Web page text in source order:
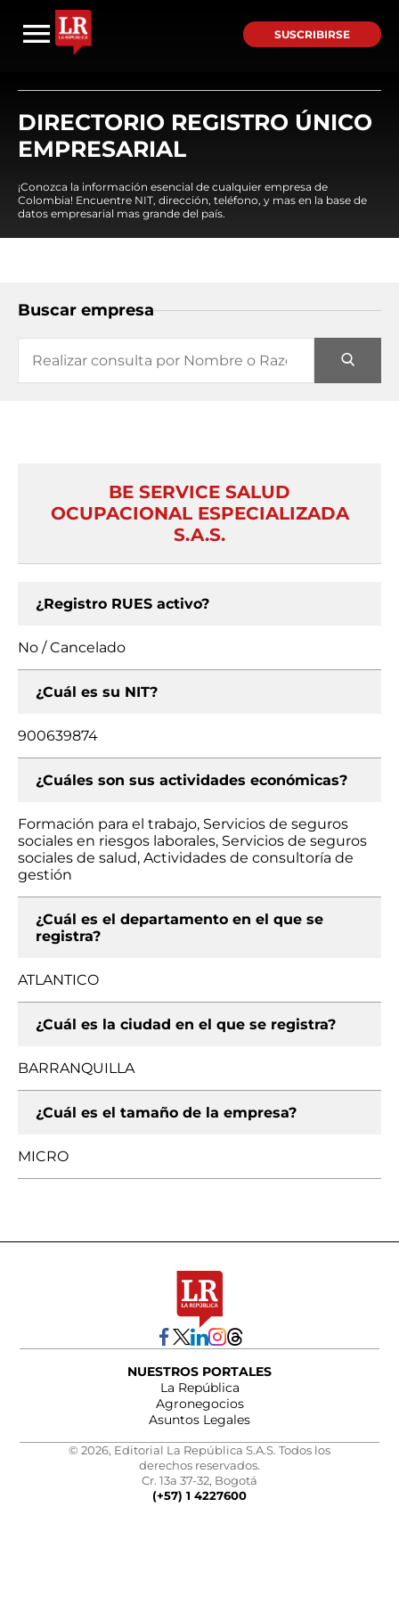
SUSCRIBIRSE
DIRECTORIO REGISTRO ÚNICO
EMPRESARIAL
¡Conozca la información esencial de cualquier empresa de
Colombia! Encuentre NIT, dirección, teléfono, y mas en la base de
datos empresarial mas grande del país.
Buscar empresa
BE SERVICE SALUD
OCUPACIONAL ESPECIALIZADA
S.A.S.
¿Registro RUES activo?
No / Cancelado
¿Cuál es su NIT?
900639874
¿Cuáles son sus actividades económicas?
Formación para el trabajo, Servicios de seguros
sociales en riesgos laborales, Servicios de seguros
sociales de salud, Actividades de consultoría de
gestión
¿Cuál es el departamento en el que se
registra?
ATLANTICO
¿Cuál es la ciudad en el que se registra?
BARRANQUILLA
¿Cuál es el tamaño de la empresa?
MICRO
NUESTROS PORTALES
La República
Agronegocios
Asuntos Legales
© 2026, Editorial La República S.A.S. Todos los
derechos reservados.
Cr. 13a 37-32, Bogotá
(+57) 1 4227600